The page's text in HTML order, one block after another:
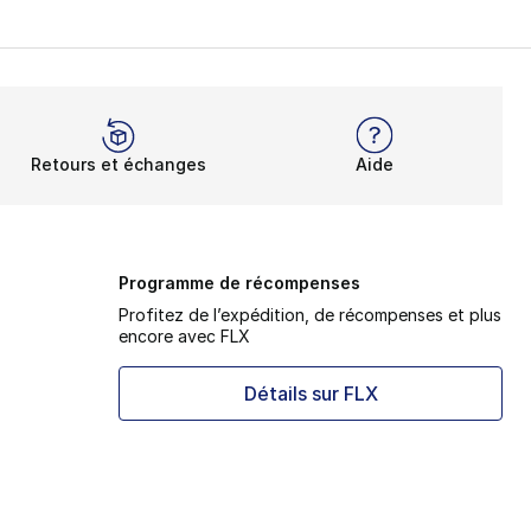
Retours et échanges Aide
Programme de récompenses
Profitez de l’expédition, de récompenses et plus
encore avec FLX
Détails sur FLX